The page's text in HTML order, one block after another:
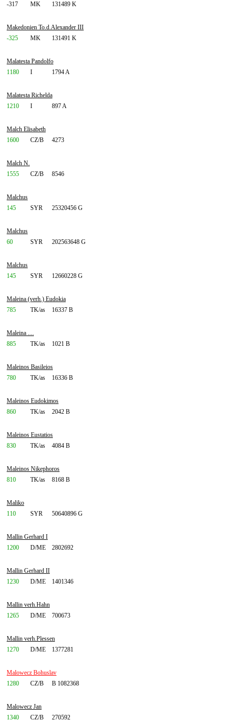
-317
MK 131489 K
Makedonien To.d.Alexander III
-325
MK 131491 K
Malatesta Pandolfo
1180
I 1794 A
Malatesta Richelda
1210
I 897 A
Malch Elisabeth
1600
CZ/B 4273
Malch N.
1555
CZ/B 8546
Malchus
145
SYR 25320456 G
Malchus
60
SYR 202563648 G
Malchus
145
SYR 12660228 G
Maleina (verh.) Eudokia
785
TK/as 16337 B
Maleina ....
885
TK/as 1021 B
Maleinos Basileios
780
TK/as 16336 B
Maleinos Eudokimos
860
TK/as 2042 B
Maleinos Eustatios
830
TK/as 4084 B
Maleinos Nikephoros
810
TK/as 8168 B
Maliko
110
SYR 50640896 G
Mallin Gerhard I
1200
D/ME 2802692
Mallin Gerhard II
1230
D/ME 1401346
Mallin verh.Hahn
1265
D/ME 700673
Mallin verh.Plessen
1270
D/ME 1377281
Malowecz Bohuslav
1280
CZ/B B 1082368
Malowecz Jan
1340
CZ/B 270592